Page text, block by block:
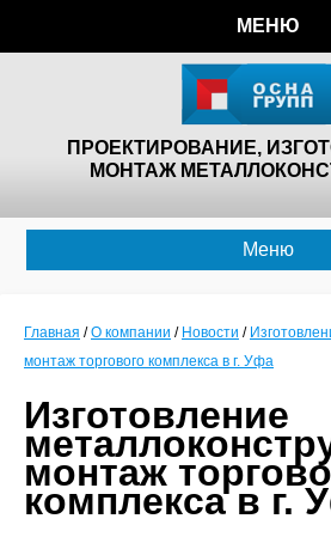
ПРОЕКТИРОВАНИЕ,
МОНТАЖ
МЕНЮ
Меню
Главная /О компании / Новости /
монтаж торгового комплекса в г. Уфа
Изготовление
монтаж
комплекса в г.